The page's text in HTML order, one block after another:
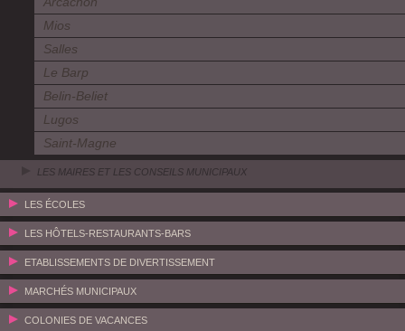
Mios
Salles
Le Barp
Belin-Beliet
Lugos
Saint-Magne
LES MAIRES ET LES CONSEILS MUNICIPAUX
LES ÉCOLES
LES HÔTELS-RESTAURANTS-BARS
ETABLISSEMENTS DE DIVERTISSEMENT
MARCHÉS MUNICIPAUX
COLONIES DE VACANCES